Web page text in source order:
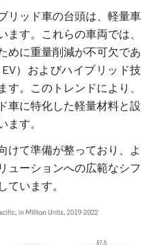
リッド車の台頭は、軽量車
す。これらの車両では、
めに重量削減が不可欠であ
）およびハイブリッド技
。このトレンドにより、
車に特化した軽量材料と設
ます。
けて準備が整っており、よ
ューションへの広範なシフ
ています。